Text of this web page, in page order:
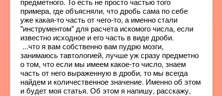
примера, где объясняли, что дробь сама по себе
уже какая-то часть от чего-то, а именно стали
"инструментом" для расчета искомого числа, если
известно исходное и его часть в виде дроби.
...что я вам собственно вам пудрю мозги,
занимаюсь тавтологией, лучше уж сразу предметно
о том, что если мы имеем какое-то число, знаем
часть от него выраженную в дроби, то мы всегда
найдем и количественное значение. Именно об этом
и будет моя статья. Об этом я напишу, расскажу,